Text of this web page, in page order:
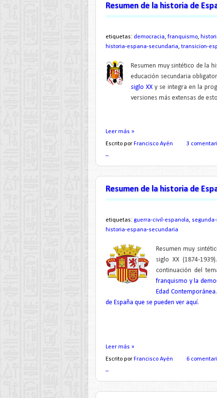
Resumen de la historia de
etiquetas: democracia, franquismo,
historia-espana-secundaria, transicion-
Resumen muy sintético de la
educación secundaria
siglo XXy se integra en la
versiones más extensas de
Leer más »
Escrito por Francisco Ayén
3
Resumen de la historia de
etiquetas: guerra-civil-espanola,
historia-espana-secundaria
Resumen muy
siglo XX (1874-
continuación del
franquismo y la
Edad Contemporánea
de España que se pueden ver aquí.
Leer más »
Escrito por Francisco Ayén
6